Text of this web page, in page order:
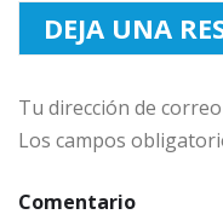
DEJA UNA
Tu dirección de
Los campos
Comentario